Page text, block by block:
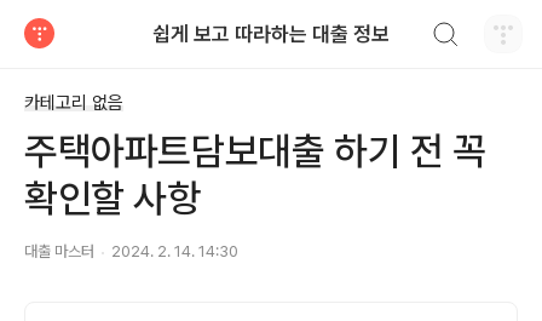
쉽게 보고 따라하는 대출 정보
카테고리 없음
주택아파트담보대출 하기 전 꼭
확인할 사항
대출 마스터 2024. 2. 14. 14:30